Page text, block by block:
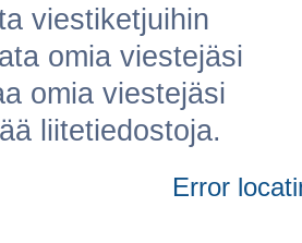
viestiketjuihin
omia viestejäsi
omia viestejäsi
liitetiedostoja.
Error